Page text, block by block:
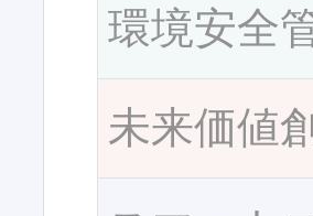
環境安全
未来価値